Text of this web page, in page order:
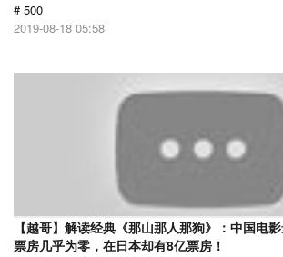
# 500
2019-08-18 05:58
【越哥】解读经典《那山那人那狗》：中国电
票房几乎为零，在日本却有8亿票房！